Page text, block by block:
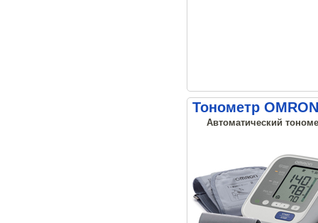
Тонометр
Автоматический